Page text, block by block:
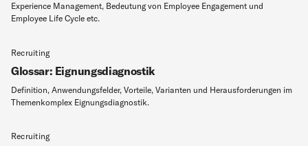
Recruiting
Experience Management, Bedeutung von Employee Engagement und
Employee Life Cycle etc.
Recruiting
Glossar: Eignungsdiagnostik
Definition, Anwendungsfelder, Vorteile, Varianten und Herausforderungen im
Themenkomplex Eignungsdiagnostik.